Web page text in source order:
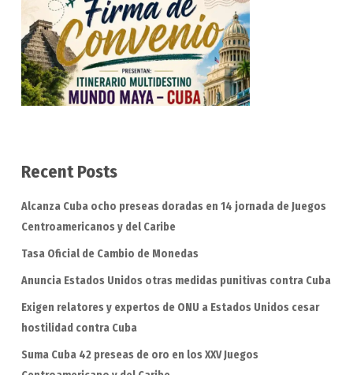
Recent Posts
Alcanza Cuba ocho preseas doradas en 14 jornada de Juegos
Centroamericanos y del Caribe
Tasa Oficial de Cambio de Monedas
Anuncia Estados Unidos otras medidas punitivas contra Cuba
Exigen relatores y expertos de ONU a Estados Unidos cesar
hostilidad contra Cuba
Suma Cuba 42 preseas de oro en los XXV Juegos